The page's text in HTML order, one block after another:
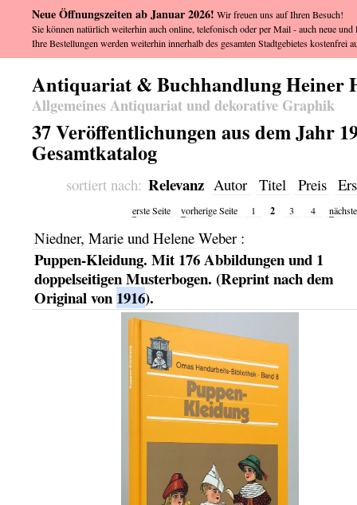
Antiquariat & Buchhandlung Heiner
Allgemeines Antiquariat und dekorative Graphik
37 Veröffentlichungen aus dem Jahr
Gesamtkatalog
sortiert nach: Relevanz Autor Titel Preis
erste Seite vorherige Seite 1 2 3 4 n
Niedner, Marie und Helene Weber:
Puppen-Kleidung. Mit 176 Abbildungen und 1
doppelseitigen Musterbogen. (Reprint nach dem
Original von 1916).
Neue Öffnungszeiten ab Januar 2026! Wir freuen uns auf Ihren Besuch!
Sie können natürlich weiterhin auch online, telefonisch oder per Mail - auch neue
Ihre Bestellungen werden weiterhin innerhalb des gesamten Stadtgebietes kostenfrei